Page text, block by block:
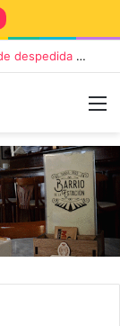
Die Toten Hosen llega a Tandil en su gira de despedida «Fútbol, Asado, Vino y Adiós Amigos»